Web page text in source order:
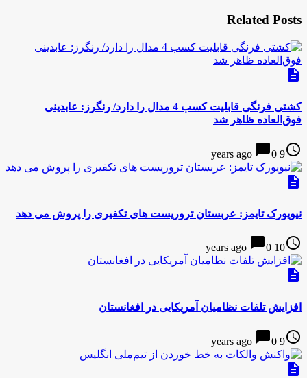
Related Posts
description
کشتی فرنگی قابلیت کسب 4 مدال را دارد/ رنگرز: عابدینی
فوق‌العاده ظاهر شد
access_time
9 years ago
chat_bubble0
description
نیویورک تایمز: عربستان تروریست های تکفیری را پروش می دهد
access_time
10 years ago
chat_bubble0
description
افزایش تلفات نظامیان آمریکایی در افغانستان
access_time
9 years ago
chat_bubble0
description